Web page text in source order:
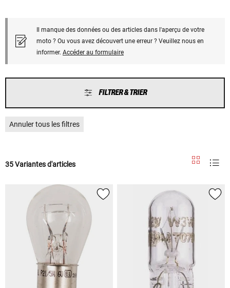
Il manque des données ou des articles dans l'aperçu de votre
moto ? Ou vous avez découvert une erreur ? Veuillez nous en
informer. Accéder au formulaire
FILTRER & TRIER
Annuler tous les filtres
35 Variantes d'articles